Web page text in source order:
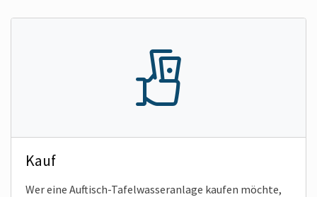
Kauf
Wer eine Auftisch-Tafel­wasseranlage kaufen möchte,